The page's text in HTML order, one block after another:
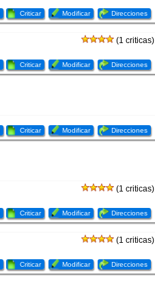
Criticar Modificar Direcciones
(1 criticas)
Criticar Modificar Direcciones
Criticar Modificar Direcciones
(1 criticas)
Criticar Modificar Direcciones
(1 criticas)
Criticar Modificar Direcciones